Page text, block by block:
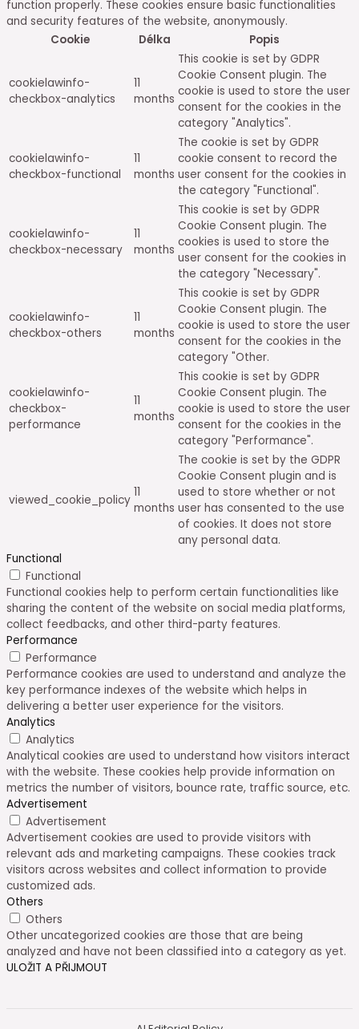
function properly. These cookies ensure basic functionalities
and security features of the website, anonymously.
Cookie
Délka Popis
cookielawinfo-
checkbox-analytics
11
months
This cookie is set by GDPR
Cookie Consent plugin. The
cookie is used to store the user
consent for the cookies in the
category "Analytics".
cookielawinfo-
checkbox-functional
11
months
The cookie is set by GDPR
cookie consent to record the
user consent for the cookies in
the category "Functional".
cookielawinfo-
checkbox-necessary
11
months
This cookie is set by GDPR
Cookie Consent plugin. The
cookies is used to store the
user consent for the cookies in
the category "Necessary".
cookielawinfo-
checkbox-others
11
months
This cookie is set by GDPR
Cookie Consent plugin. The
cookie is used to store the user
consent for the cookies in the
category "Other.
cookielawinfo-
checkbox-
performance
11
months
This cookie is set by GDPR
Cookie Consent plugin. The
cookie is used to store the user
consent for the cookies in the
category "Performance".
viewed_cookie_policy
11
months
The cookie is set by the GDPR
Cookie Consent plugin and is
used to store whether or not
user has consented to the use
of cookies. It does not store
any personal data.
Functional
Functional
Functional cookies help to perform certain functionalities like
sharing the content of the website on social media platforms,
collect feedbacks, and other third-party features.
Performance
Performance
Performance cookies are used to understand and analyze the
key performance indexes of the website which helps in
delivering a better user experience for the visitors.
Analytics
Analytics
Analytical cookies are used to understand how visitors interact
with the website. These cookies help provide information on
metrics the number of visitors, bounce rate, traffic source, etc.
Advertisement
Advertisement
Advertisement cookies are used to provide visitors with
relevant ads and marketing campaigns. These cookies track
visitors across websites and collect information to provide
customized ads.
Others
Others
Other uncategorized cookies are those that are being
analyzed and have not been classified into a category as yet.
ULOŽIT A PŘIJMOUT